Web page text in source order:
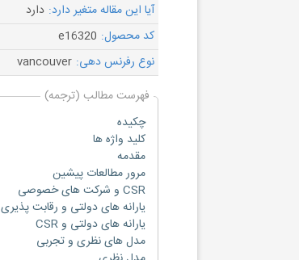
آیا این مقاله متغیر دارد: دارد
کد محصول: e16320
نوع رفرنس دهی: vancouver
فهرست مطالب (ترجمه)
چکیده
کلید واژه ها
مقدمه
مرور مطالعات پیشین
CSR و شرکت های خصوصی
یارانه های دولتی و رقابت پذیری
یارانه های دولتی و CSR
مدل های نظری و تجربی